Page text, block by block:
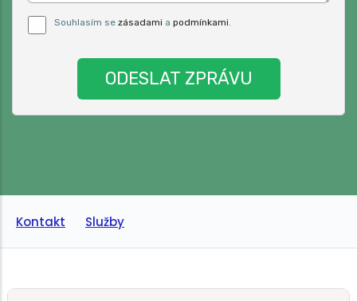
Pro odeslání musite odsouhlasit naše
podmínky.
Souhlasím se zásadami a podmínkami.
Kontakt Služby